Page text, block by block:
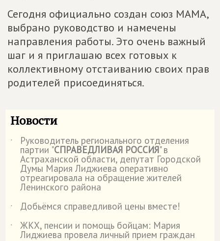
Сегодня официально создан союз МАМА,
выбрано руководство и намечены
направления работы. Это очень важный
шаг и я приглашаю всех готовых к
коллективному отстаиванию своих прав
родителей присоединяться.
Новости
˙ Руководитель регионального отделения
партии "СПРАВЕДЛИВАЯ РОССИЯ" в
Астраханской области, депутат Городской
Думы Мария Лиджиева оперативно
отреагировала на обращение жителей
Ленинского района
˙
Добьёмся справедливой цены вместе!
˙
ЖКХ, пенсии и помощь бойцам: Мария
Лиджиева провела личный прием граждан